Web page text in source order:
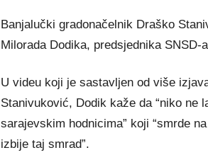
Banjalučki gradonačelnik Draško
Milorada Dodika, predsjednika
U videu koji je sastavljen od više
Stanivuković, Dodik kaže da “niko ne
sarajevskim hodnicima” koji “smrde
izbije taj smrad”.